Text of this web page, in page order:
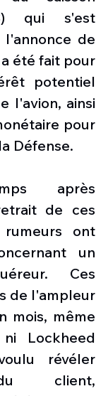
qui s'est
l'annonce de
été fait pour
potentiel
l'avion, ainsi
pour
Défense.
après
de ces
rumeurs ont
un
Ces
de l'ampleur
mois, même
Lockheed
révéler
client,